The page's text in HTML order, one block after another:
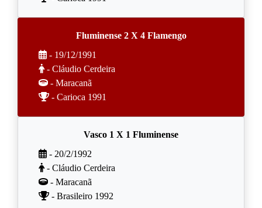
Fluminense 2 X 4 Flamengo
- 19/12/1991
- Cláudio Cerdeira
- Maracanã
- Carioca 1991
Vasco 1 X 1 Fluminense
- 20/2/1992
- Cláudio Cerdeira
- Maracanã
- Brasileiro 1992